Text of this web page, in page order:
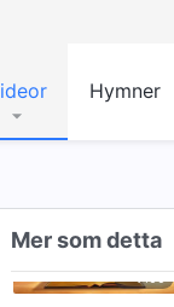
Hymner
Mer som detta
7:00